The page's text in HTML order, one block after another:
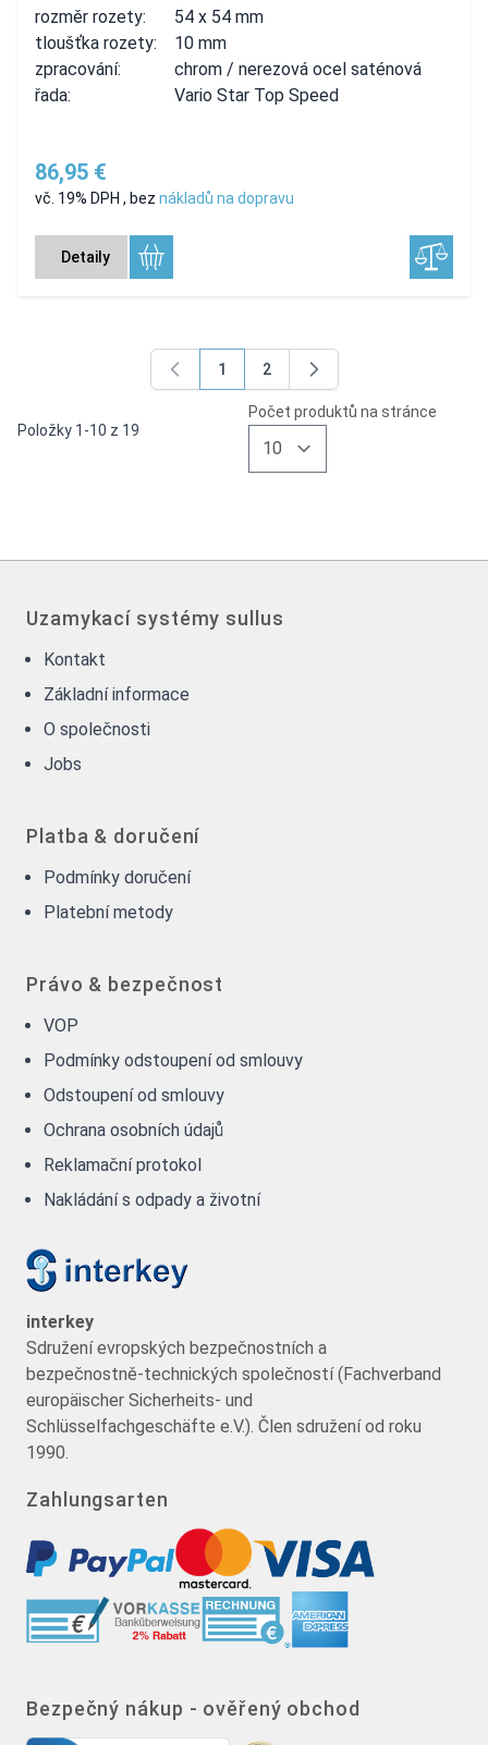
rozměr rozety:
54 x 54 mm
tloušťka rozety:
10 mm
zpracování:
chrom / nerezová ocel saténová
řada:
Vario Star Top Speed
86,95 €
vč. 19% DPH , bez nákladů na dopravu
Detaily
Položky 1 -10 z 19
You're currently reading page
1
Page
2
Počet produktů na stránce
Uzamykací systémy sullus
Kontakt
Základní informace
O společnosti
Jobs
Platba & doručení
Podmínky doručení
Platební metody
Právo & bezpečnost
VOP
Podmínky odstoupení od smlouvy
Odstoupení od smlouvy
Ochrana osobních údajů
Reklamační protokol
Nakládání s odpady a životní
interkey
Sdružení evropských bezpečnostních a
bezpečnostně-technických společností (Fachverband
europäischer Sicherheits- und
Schlüsselfachgeschäfte e.V.). Člen sdružení od roku
1990.
Zahlungsarten
Bezpečný nákup - ověřený obchod